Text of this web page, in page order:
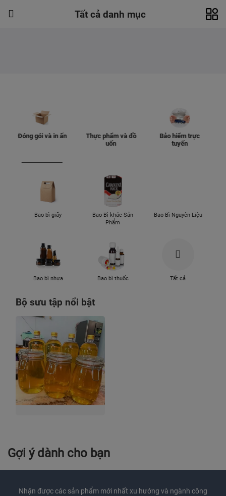
Tất cả danh mục
Đóng gói và in ấn
Thực phẩm và đồ
uốn
Bảo hiểm trực
tuyến
Bao bì giấy
Bao Bì khác Sản
Phẩm
Bao Bì Nguyên Liệu
Bao bì nhựa Bao bì thuốc Tất cả
Bộ sưu tập nổi bật
Gợi ý dành cho bạn
Nhận được các sản phẩm mới nhất xu hướng và ngành công